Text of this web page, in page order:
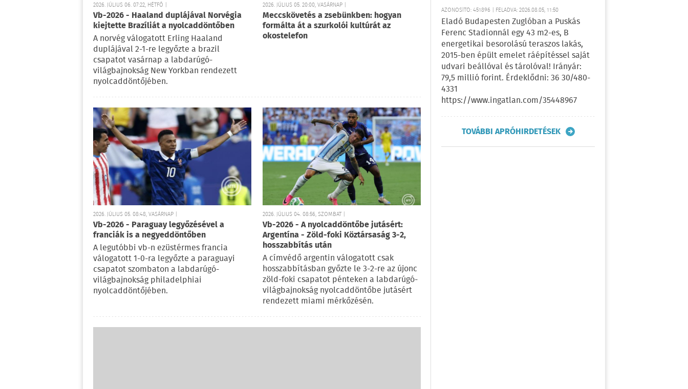
2026. JÚLIUS 06. 07:22, HÉTFŐ |
Vb-2026 - Haaland duplájával Norvégia
kiejtette Brazíliát a nyolcaddöntőben
A norvég válogatott Erling Haaland
duplájával 2-1-re legyőzte a brazil
csapatot vasárnap a labdarúgó-
világbajnokság New Yorkban rendezett
nyolcaddöntőjében.
2026. JÚLIUS 05. 20:00, VASÁRNAP |
Meccskövetés a zsebünkben: hogyan
formálta át a szurkolói kultúrát az
okostelefon
2026. JÚLIUS 05. 08:48, VASÁRNAP |
Vb-2026 - Paraguay legyőzésével a
franciák is a negyeddöntőben
A legutóbbi vb-n ezüstérmes francia
válogatott 1-0-ra legyőzte a paraguayi
csapatot szombaton a labdarúgó-
világbajnokság philadelphiai
nyolcaddöntőjében.
2026. JÚLIUS 04. 08:56, SZOMBAT |
Vb-2026 - A nyolcaddöntőbe jutásért:
Argentína - Zöld-foki Köztársaság 3-2,
hosszabbítás után
A címvédő argentin válogatott csak
hosszabbításban győzte le 3-2-re az újonc
zöld-foki csapatot pénteken a labdarúgó-
világbajnokság nyolcaddöntőbe jutásért
rendezett miami mérkőzésén.
AZONOSÍTÓ: 451896 | FELADVA: 2026.08.05, 11:50
Eladó Budapesten Zuglóban a Puskás
Ferenc Stadionnál egy 43 m2-es, B
energetikai besorolású teraszos lakás,
2015-ben épült emelet ráépítéssel saját
udvari beállóval és tárolóval! Irányár:
79,5 millió forint. Érdeklődni: 36 30/480-
4331
https://www.ingatlan.com/35448967
TOVÁBBI APRÓHIRDETÉSEK